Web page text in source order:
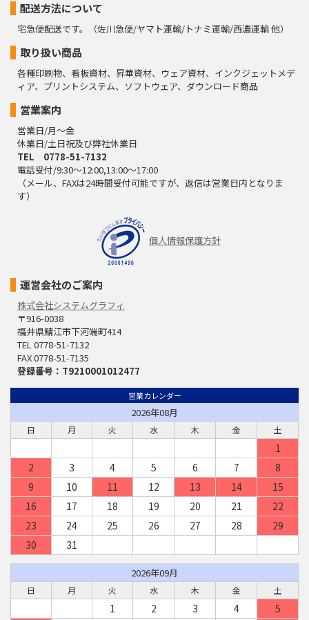
配送方法について
宅急便配送です。（佐川急便/ヤマト運輸/トナミ運輸/西濃運輸 他）
取り扱い商品
各種印刷物、看板資材、昇華資材、ウェア資材、インクジェットメデ
ィア、プリントシステム、ソフトウェア、ダウンロード商品
営業案内
営業日/月～金
休業日/土日祝及び弊社休業日
TEL 0778-51-7132
電話受付/9:30～12:00,13:00～17:00
（メール、FAXは24時間受付可能ですが、返信は営業日内となりま
す）
個人情報保護方針
運営会社のご案内
株式会社システムグラフィ
〒916-0038
福井県鯖江市下河端町414
TEL 0778-51-7132
FAX 0778-51-7135
登録番号：T9210001012477
営業カレンダー
2026年08月
日 月 火 水 木 金 土
1
2
3 4 5 6 7
8
9
10 11 12 13 14
15
16
17 18 19 20 21
22
23
24 25 26 27 28
29
30
31
2026年09月
日 月 火 水 木 金 土
1 2 3 4
5